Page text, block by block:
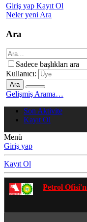
Giriş yap Kayıt Ol
Neler yeni Ara
Ara
Sadece başlıkları ara
Kullanıcı:
Ara
Gelişmiş Arama…
Son Aktivite
Kayıt Ol
Menü
Giriş yap
Kayıt Ol
Gezenbilir